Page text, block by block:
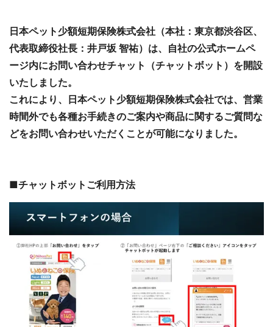
日本ペット少額短期保険株式会社（本社：東京都渋谷区、
代表取締役社長：井戸坂 智祐）は、自社の公式ホームペ
ージ内にお問い合わせチャット（チャットボット）を開設
いたしました。
これにより、日本ペット少額短期保険株式会社では、営業
時間外でも各種お手続きのご案内や商品に関するご質問な
どをお問い合わせいただくことが可能になりました。
■チャットボットご利用方法